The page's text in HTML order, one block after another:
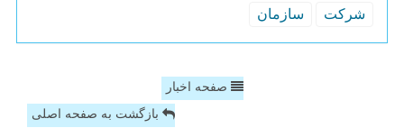
شركت
سازمان
صفحه اخبار
بازگشت به صفحه اصلی